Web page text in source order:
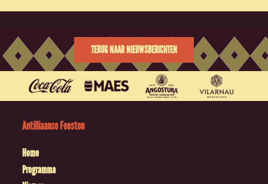
TERUG NAAR NIEUWSBERICHTEN
Antilliaanse Feesten
Home
Programma